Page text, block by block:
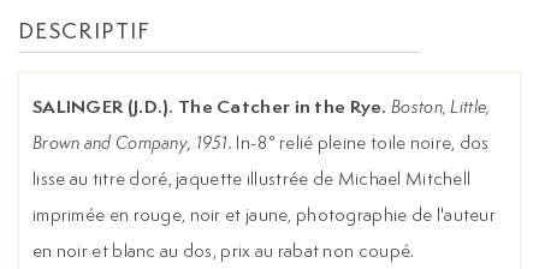
réflexion durable sur l’adolescence, entre
innocence perdue, révolte et quête d’identité.
littérature américaine
DESCRIPTIF
SALINGER (J.D.). The Catcher in the Rye. Boston, Little,
Brown and Company, 1951. In-8° relié pleine toile noire, dos
lisse au titre doré, jaquette illustrée de Michael Mitchell
imprimée en rouge, noir et jaune, photographie de l'auteur
en noir et blanc au dos, prix au rabat non coupé.